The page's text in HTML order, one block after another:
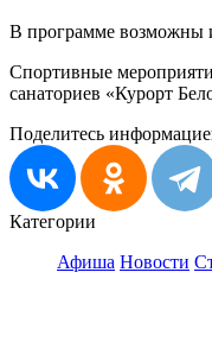
В программе возможны
Спортивные
санаториев «Курорт
Поделитесь
Категории
Афиша Новости